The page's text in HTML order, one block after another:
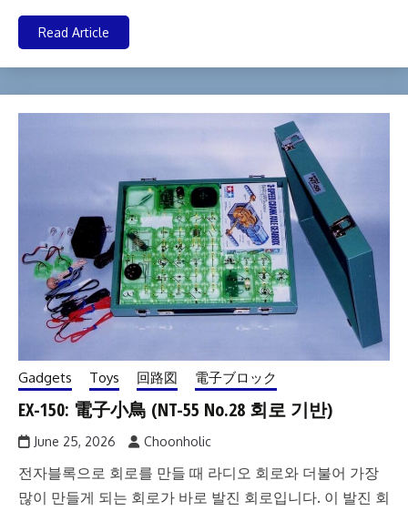
Read Article
Gadgets Toys 回路図 電子ブロック
EX-150: 電子小鳥 (NT-55 No.28 회로 기반)
June 25, 2026 Choonholic
전자블록으로 회로를 만들 때 라디오 회로와 더불어 가장
많이 만들게 되는 회로가 바로 발진 회로입니다. 이 발진 회